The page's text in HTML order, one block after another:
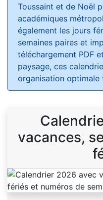
Toussaint et de Noël
académiques
également les jours
semaines paires et
téléchargement PDF
paysage, ces
organisation optimale
vacances,